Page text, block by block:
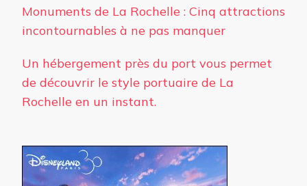
Monuments de La Rochelle : Cinq attractions
incontournables à ne pas manquer
Un hébergement près du port vous permet
de découvrir le style portuaire de La
Rochelle en un instant.